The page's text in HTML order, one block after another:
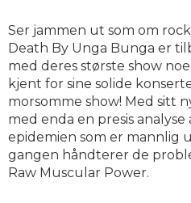
Ser jammen ut som om
Death By Unga Bunga er
med deres største show
kjent for sine solide
morsomme show! Med sitt
med enda en presis
epidemien som er mannlig
gangen håndterer de
Raw Muscular Power.